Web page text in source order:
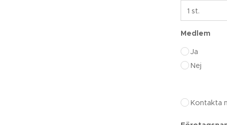
Medlem
Ja
Nej
Kontakta